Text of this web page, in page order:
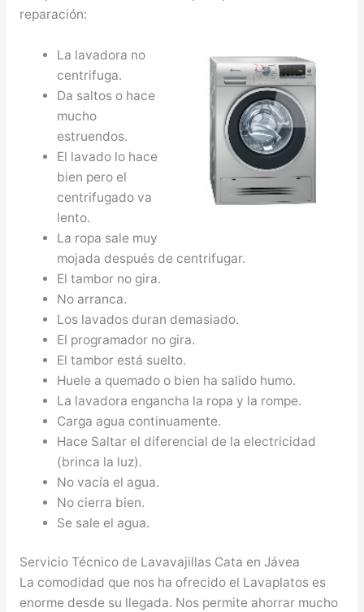
reparación:
La lavadora no
centrifuga.
Da saltos o hace
mucho
estruendos.
El lavado lo hace
bien pero el
centrifugado va
lento.
La ropa sale muy
mojada después de centrifugar.
El tambor no gira.
No arranca.
Los lavados duran demasiado.
El programador no gira.
El tambor está suelto.
Huele a quemado o bien ha salido humo.
La lavadora engancha la ropa y la rompe.
Carga agua continuamente.
Hace Saltar el diferencial de la electricidad
(brinca la luz).
No vacía el agua.
No cierra bien.
Se sale el agua.
Servicio Técnico de Lavavajillas Cata en Jávea
La comodidad que nos ha ofrecido el Lavaplatos es
enorme desde su llegada. Nos permite ahorrar mucho